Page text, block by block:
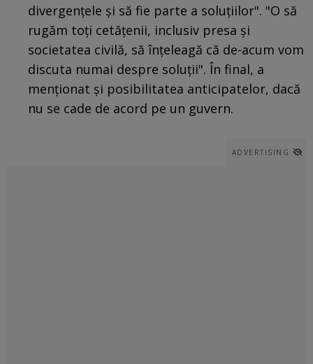
divergenţele şi să fie parte a soluţiilor". "O să
rugăm toți cetățenii, inclusiv presa și
societatea civilă, să înțeleagă că de-acum vom
discuta numai despre soluții". În final, a
menţionat şi posibilitatea anticipatelor, dacă
nu se cade de acord pe un guvern.
ADVERTISING